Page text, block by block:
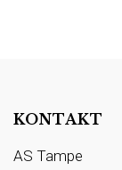
KONTAKT
AS Tampe